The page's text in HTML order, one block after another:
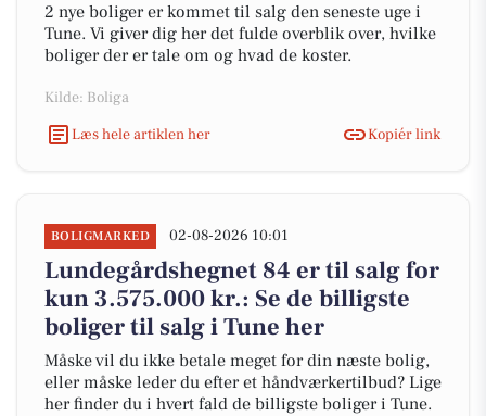
2 nye boliger er kommet til salg den seneste uge i
Tune. Vi giver dig her det fulde overblik over, hvilke
boliger der er tale om og hvad de koster.
Kilde: Boliga
Læs hele artiklen her
Kopiér link
BOLIGMARKED 02-08-2026 10:01
Lundegårdshegnet 84 er til salg for
kun 3.575.000 kr.: Se de billigste
boliger til salg i Tune her
Måske vil du ikke betale meget for din næste bolig,
eller måske leder du efter et håndværkertilbud? Lige
her finder du i hvert fald de billigste boliger i Tune.